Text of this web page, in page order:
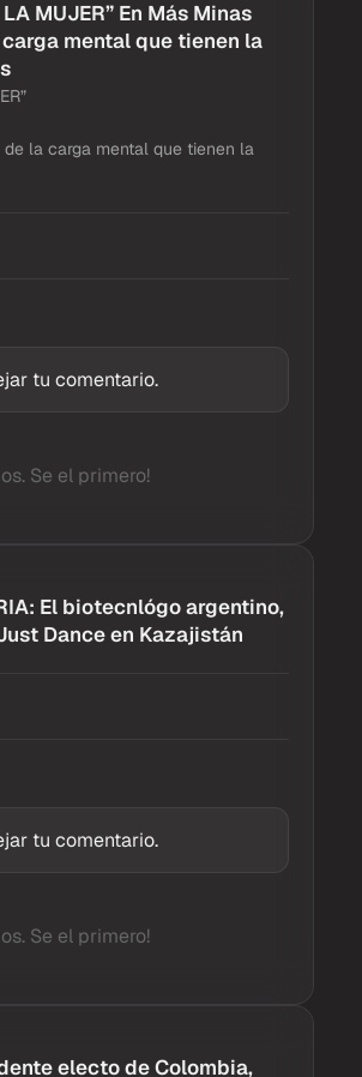
MUJER” En Más Minas
mental que tienen la
la carga mental que tienen la
tu comentario.
Se el primero!
El biotecnlógo argentino,
Dance en Kazajistán
tu comentario.
Se el primero!
electo de Colombia,